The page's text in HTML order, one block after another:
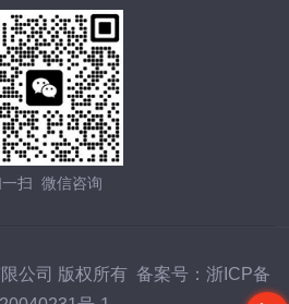
扫 微信咨询
公司 版权所有 备案号：浙ICP备